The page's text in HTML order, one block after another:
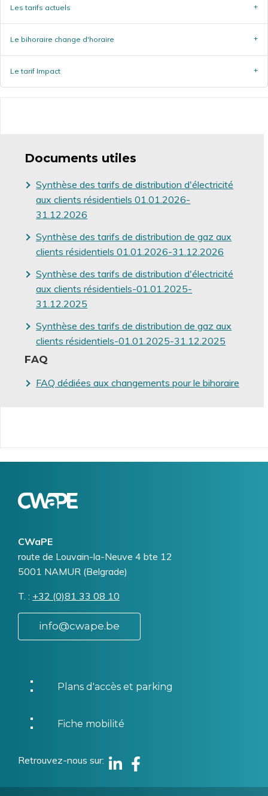
Les tarifs actuels
Le bihoraire change d'horaire
Le tarif Impact
Documents utiles
Synthèse des tarifs de distribution d'électricité
aux clients résidentiels 01.01.2026-
31.12.2026
Synthèse des tarifs de distribution de gaz aux
clients résidentiels 01.01.2026-31.12.2026
Synthèse des tarifs de distribution d'électricité
aux clients résidentiels-01.01.2025-
31.12.2025
Synthèse des tarifs de distribution de gaz aux
clients résidentiels-01.01.2025-31.12.2025
FAQ
FAQ dédiées aux changements pour le bihoraire
CWaPE
Addresse
route de Louvain-la-Neuve 4 bte 12
5001 NAMUR (Belgrade)
T. Téléphone
+32 (0)81 33 08 10
info@cwape.be
Plans d'accès et parking
Fiche mobilité
Retrouvez-nous sur
Linkedin
Facebook